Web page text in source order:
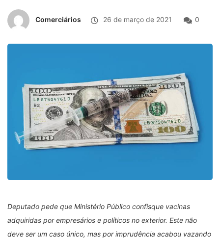
Comerciários 26 de março de 2021 0
Deputado pede que Ministério Público confisque vacinas
adquiridas por empresários e políticos no exterior. Este não
deve ser um caso único, mas por imprudência acabou vazando